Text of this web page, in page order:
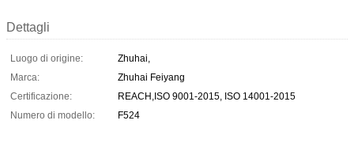
Dettagli
Luogo di origine:
Zhuhai,
Marca:
Zhuhai Feiyang
Certificazione:
REACH,ISO 9001-2015, ISO 14001-2015
Numero di modello:
F524